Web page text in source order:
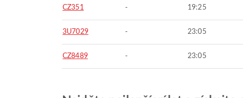
CZ351 - 19:25
3U7029 - 23:05
CZ8489 - 23:05